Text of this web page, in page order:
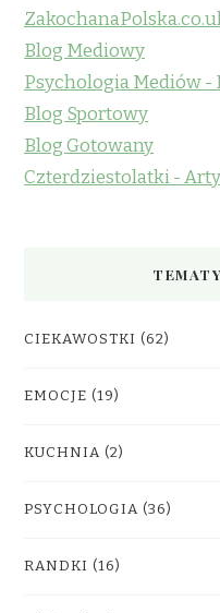
Blog Mediowy
Psychologia Mediów -
Blog Sportowy
Blog Gotowany
Czterdziestolatki -
TEMATY
CIEKAWOSTKI (62)
EMOCJE (19)
KUCHNIA (2)
PSYCHOLOGIA (36)
RANDKI (16)